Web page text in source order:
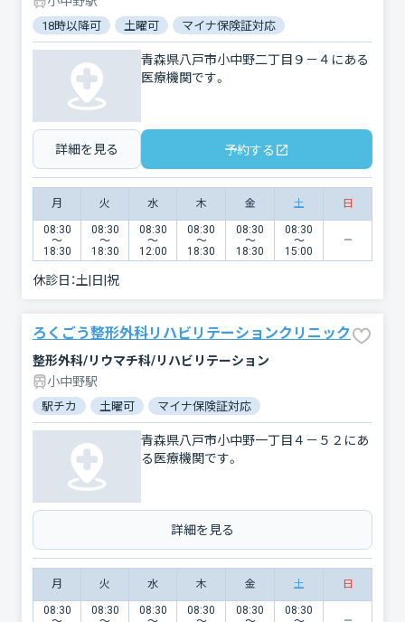
18時以降可 土曜可 マイナ保険証対応
青森県八戸市小中野二丁目９－４にある
医療機関です。
詳細を見る 予約する
月 火 水 木 金 土 日
08:30
〜
18:30
08:30
〜
18:30
08:30
〜
12:00
08:30
〜
18:30
08:30
〜
18:30
08:30
〜
15:00
休診日：土|日|祝
ろくごう整形外科リハビリテーションクリニック
整形外科/リウマチ科/リハビリテーション
小中野駅
駅チカ 土曜可 マイナ保険証対応
青森県八戸市小中野一丁目４－５２にあ
る医療機関です。
詳細を見る
月 火 水 木 金 土 日
08:30
08:30
08:30
08:30
08:30
08:30